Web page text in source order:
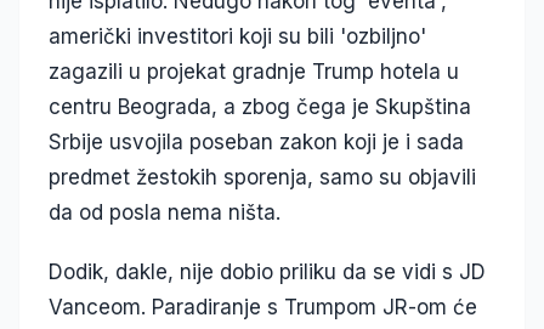
američki investitori koji su bili 'ozbiljno'
zagazili u projekat gradnje Trump hotela u
centru Beograda, a zbog čega je Skupština
Srbije usvojila poseban zakon koji je i sada
predmet žestokih sporenja, samo su objavili
da od posla nema ništa.
Dodik, dakle, nije dobio priliku da se vidi s JD
Vanceom. Paradiranje s Trumpom JR-om će